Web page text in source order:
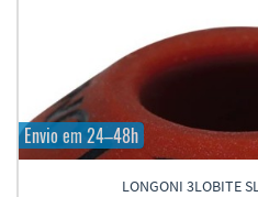
Envio em 24–48h
LONGONI 3LOBITE